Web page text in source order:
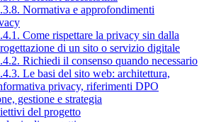
Normativa e approfondimenti
Come rispettare la privacy sin dalla
di un sito o servizio digitale
Richiedi il consenso quando necessario
Le basi del sito web: architettura,
privacy, riferimenti DPO
gestione e strategia
del progetto